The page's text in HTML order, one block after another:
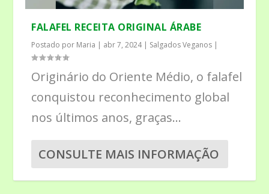
FALAFEL RECEITA ORIGINAL ÁRABE
Postado por Maria | abr 7, 2024| Salgados Veganos |
Originário do Oriente Médio, o falafel
conquistou reconhecimento global
nos últimos anos, graças...
CONSULTE MAIS INFORMAÇÃO